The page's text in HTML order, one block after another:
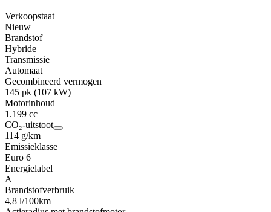
Verkoopstaat
Nieuw
Brandstof
Hybride
Transmissie
Automaat
Gecombineerd vermogen
145 pk (107 kW)
Motorinhoud
1.199 cc
CO₂-uitstoot
114 g/km
Emissieklasse
Euro 6
Energielabel
A
Brandstofverbruik
4,8 l/100km